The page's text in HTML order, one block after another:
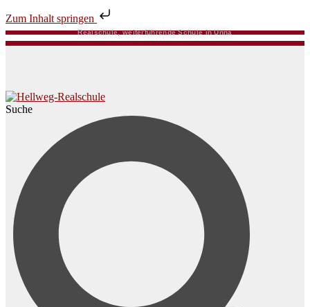
Zum Inhalt springen
Realschule, weiterführende Schule in Unna
Suche